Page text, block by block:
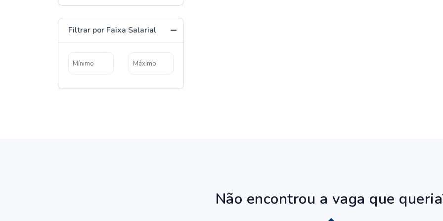
Filtrar por Faixa Salarial
Não encontrou a vaga que